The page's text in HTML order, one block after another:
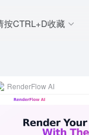
按CTRL+D收藏
RenderFlow AI